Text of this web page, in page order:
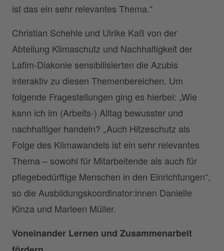
ist das ein sehr relevantes Thema.“
Christian Schehle und Ulrike Kaß von der
Abteilung Klimaschutz und Nachhaltigkeit der
Lafim-Diakonie sensibilisierten die Azubis
interaktiv zu diesen Themenbereichen. Um
folgende Fragestellungen ging es hierbei: „Wie
kann ich im (Arbeits-) Alltag bewusster und
nachhaltiger handeln? „Auch Hitzeschutz als
Folge des Klimawandels ist ein sehr relevantes
Thema – sowohl für Mitarbeitende als auch für
pflegebedürftige Menschen in den Einrichtungen“,
so die Ausbildungskoordinator:innen Danielle
Kinza und Marleen Müller.
Voneinander Lernen und Zusammenarbeit